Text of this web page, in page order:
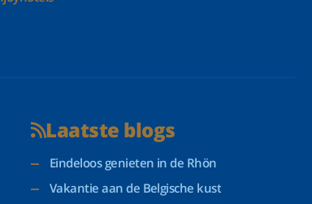
Laatste blogs
Eindeloos genieten in de Rhön
Vakantie aan de Belgische kust